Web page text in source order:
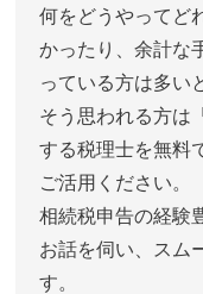
何をどうやってど
かったり、余計な
っている方は多い
そう思われる方は
する税理士を無料
ご活用ください。
相続税申告の経験
お話を伺い、スム
す。